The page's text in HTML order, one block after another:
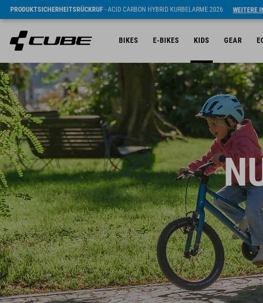
PRODUKTSICHERHEITSRÜCKRUF- ACID CARBON HYBRID KURBELARME 2026 WEITERE
BIKES E-BIKES KIDS GEAR